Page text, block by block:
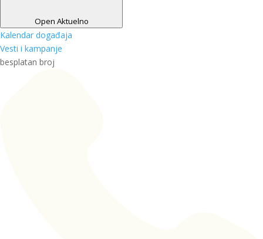
Open Aktuelno
Kalendar događaja
Vesti i kampanje
besplatan broj